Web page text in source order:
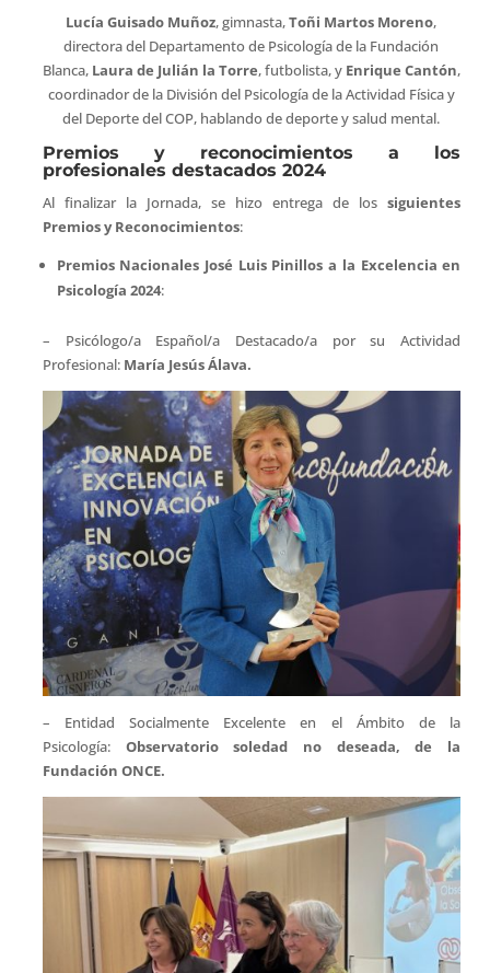
Lucía Guisado Muñoz, gimnasta,Toñi Martos Moreno,
directora del Departamento de Psicología de la Fundación
Blanca, Laura de Julián la Torre, futbolista, y Enrique Cantón,
coordinador de la División del Psicología de la Actividad Física y
del Deporte del COP, hablando de deporte y salud mental.
Premios y reconocimientos a los
profesionales destacados 2024
Al finalizar la Jornada, se hizo entrega de lossiguientes
Premios y Reconocimientos:
Premios Nacionales José Luis Pinillos a la Excelencia en
Psicología 2024:
– Psicólogo/a Español/a Destacado/a por su Actividad
Profesional: María Jesús Álava.
– Entidad Socialmente Excelente en el Ámbito de la
Psicología: Observatorio soledad no deseada, de la
Fundación ONCE.